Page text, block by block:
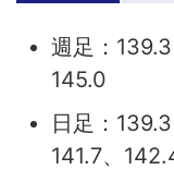
週足：
145.0
日足：
141.7、